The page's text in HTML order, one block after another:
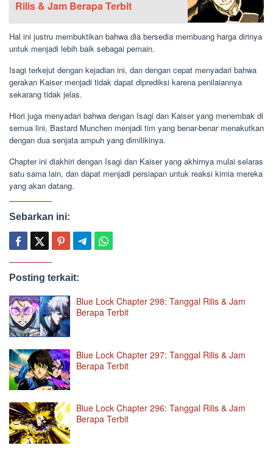
Rilis & Jam Berapa Terbit
Hal ini justru membuktikan bahwa dia bersedia membuang harga dirinya
untuk menjadi lebih baik sebagai pemain.
Isagi terkejut dengan kejadian ini, dan dengan cepat menyadari bahwa
gerakan Kaiser menjadi tidak dapat diprediksi karena penilaiannya
sekarang tidak jelas.
Hiori juga menyadari bahwa dengan Isagi dan Kaiser yang menembak di
semua lini, Bastard Munchen menjadi tim yang benar-benar menakutkan
dengan dua senjata ampuh yang dimilikinya.
Chapter ini diakhiri dengan Isagi dan Kaiser yang akhirnya mulai selaras
satu sama lain, dan dapat menjadi persiapan untuk reaksi kimia mereka
yang akan datang.
Sebarkan ini:
Posting terkait:
Blue Lock Chapter 298: Tanggal Rilis & Jam
Berapa Terbit
Blue Lock Chapter 297: Tanggal Rilis & Jam
Berapa Terbit
Blue Lock Chapter 296: Tanggal Rilis & Jam
Berapa Terbit